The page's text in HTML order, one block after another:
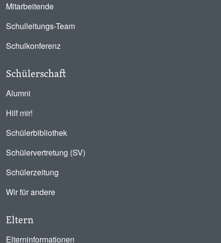
Mitarbeitende
Schulleitungs-Team
Schulkonferenz
Schülerschaft
Alumni
Hilf mir!
Schülerbibliothek
Schülervertretung (SV)
Schülerzeitung
Wir für andere
Eltern
Elterninformationen